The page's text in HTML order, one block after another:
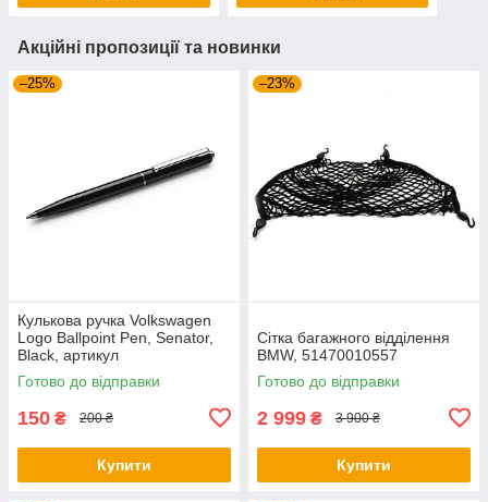
Акційні пропозиції та новинки
–25%
Кулькова ручка Volkswagen
Logo Ballpoint Pen, Senator,
Black, артикул
000087703ME041
Готово до відправки
150 ₴ 200 ₴
Купити
–23%
Сітка багажного відділення
BMW, 51470010557
Готово до відправки
2 999 ₴ 3 900 ₴
Купити